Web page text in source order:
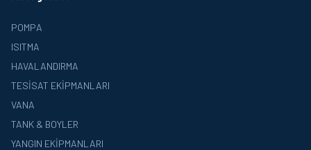
POMPA
ISITMA
HAVALANDIRMA
TESISAT EKIPMANLARI
VANA
TANK & BOYLER
YANGIN EKIPMANLARI